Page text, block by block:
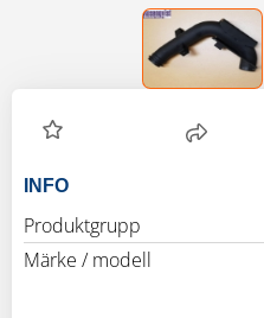
INFO
Produktgrupp
Märke / modell